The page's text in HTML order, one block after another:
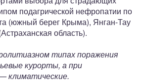
подагрической нефропатии по
(южный берег Крыма), Янган-Тау
область).
типах поражения
курорты, а при
климатические.